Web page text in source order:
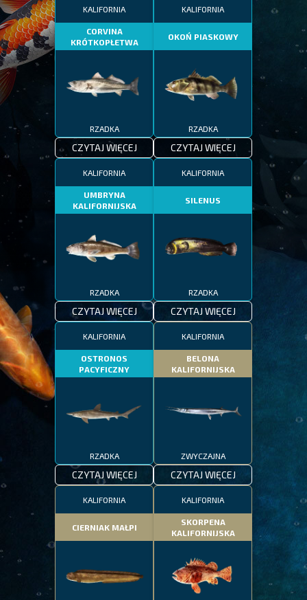
KALIFORNIA
CORVINA
KRÓTKOPŁETWA
RZADKA
CZYTAJ WIĘCEJ
KALIFORNIA
OKOŃ PIASKOWY
RZADKA
CZYTAJ WIĘCEJ
KALIFORNIA
UMBRYNA
KALIFORNIJSKA
RZADKA
CZYTAJ WIĘCEJ
KALIFORNIA
SILENUS
RZADKA
CZYTAJ WIĘCEJ
KALIFORNIA
OSTRONOS
PACYFICZNY
RZADKA
CZYTAJ WIĘCEJ
KALIFORNIA
BELONA
KALIFORNIJSKA
ZWYCZAJNA
CZYTAJ WIĘCEJ
KALIFORNIA
CIERNIAK MAŁPI
KALIFORNIA
SKORPENA
KALIFORNIJSKA